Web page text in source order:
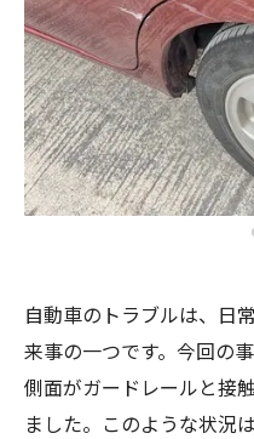
自動車のトラブルは、日
来事の一つです。今回の
側面がガードレールと接
ました。このような状況